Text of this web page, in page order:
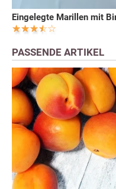
Eingelegte Marillen mit
PASSENDE ARTIKEL